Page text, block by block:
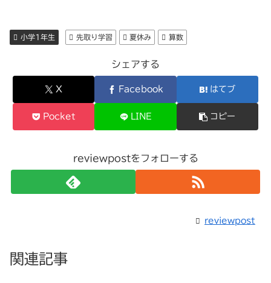
小学1年生 先取り学習 夏休み 算数
シェアする
X Facebook はてブ
Pocket LINE コピー
reviewpostをフォローする
reviewpost
関連記事